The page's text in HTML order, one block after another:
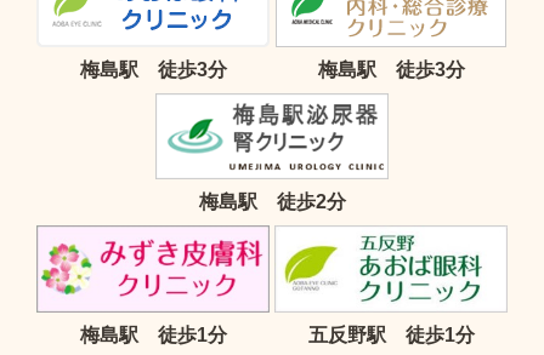
梅島駅 徒歩3分 梅島駅 徒歩3分
梅島駅 徒歩2分
梅島駅 徒歩1分 五反野駅 徒歩1分